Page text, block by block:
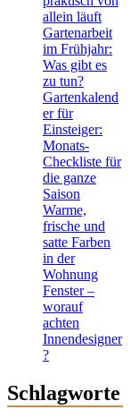
allein läuft
Gartenarbeit
im Frühjahr:
Was gibt es
zu tun?
Gartenkalend
er für
Einsteiger:
Monats-
Checkliste für
die ganze
Saison
Warme,
frische und
satte Farben
in der
Wohnung
Fenster –
worauf
achten
Innendesigner
?
Schlagworte